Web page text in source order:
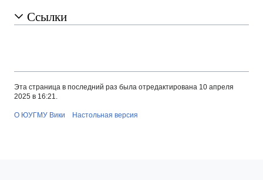
Ссылки
Эта страница в последний раз была отредактирована 10 апреля
2025 в 16:21.
О ЮУГМУ Вики Настольная версия